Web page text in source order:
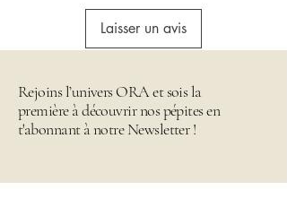
Laisser un avis
Rejoins l’univers ORA et sois la
première à découvrir nos pépites en
t'abonnant à notre Newsletter !